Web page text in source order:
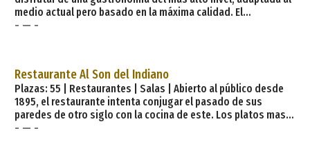
medio actual pero basado en la máxima calidad. El
restaurante consta de dos espacios diferenciados, una parte
espacio de comedor, cocina de mercado que alterna eleme
- — -
Restaurante Al Son del Indiano
Plazas: 55 | Restaurantes | Salas | Abierto al público desde
1895, el restaurante intenta conjugar el pasado de sus
paredes de otro siglo con la cocina de este. Los platos mas
clásicos conviven con otros que sin perder su esencia sufren
- — -